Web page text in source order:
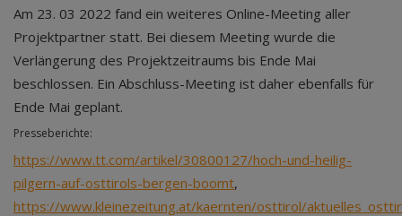
Am 23. 03 2022 fand ein weiteres Online-Meeting aller
Projektpartner statt. Bei diesem Meeting wurde die
Verlängerung des Projektzeitraums bis Ende Mai
beschlossen. Ein Abschluss-Meeting ist daher ebenfalls für
Ende Mai geplant.
Presseberichte:
https://www.tt.com/artikel/30800127/hoch-und-heilig-
pilgern-auf-osttirols-bergen-boomt,
https://www.kleinezeitung.at/kaernten/osttirol/